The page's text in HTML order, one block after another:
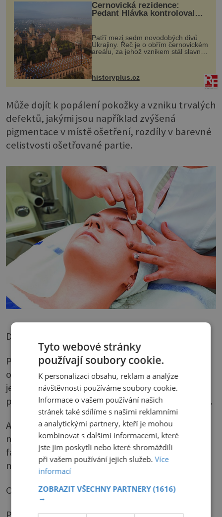
Černovická rezidence:
Pedant Hlávka kontroloval
Patří mezi sedm novodobých divů
Ukrajiny. Řeč je o obřím černovickém
areálu, za jehož vznikem stál slavný
český architekt Josef Hlávka. Ten si
na něm dal mimořádně záležet. Jeho
stavební plány by při ...
historyplus.cz
Může dojít k popálení pokožky a vzniku trvalých
defektů, jakými jsou například zvýšená
pigmentace v místě ošetření, rozdíly v barevné
celistvosti ošetřované partie.
Domácí aplikace
Při prvním nanášení krému s AHA se může
objevit štípání na kůži a zarudnutí, ale pozor –
jen slabého stupně! Při výrazně nepříjemných
pocitech a pálení kůže přípravek rychle smyjte.
AHA nanášejte vždy na noc a přes den pak
nanášejte krém s vysokým ochranným
faktorem proti UV záření, aby se na kůži
neobjevila nežádoucí pigmentace.
Odborná aplikace
Tyto webové stránky
používají soubory cookie.
K personalizaci obsahu, reklam a analýze
návštěvnosti používáme soubory cookie.
Informace o vašem používání našich
stránek také sdílíme s našimi reklamními
a analytickými partnery, kteří je mohou
kombinovat s dalšími informacemi, které
jste jim poskytli nebo které shromáždili
při vašem používání jejich služeb.Více
informací
ZOBRAZIT VŠECHNY PARTNERY(1616)
→